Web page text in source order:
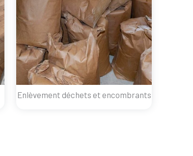
Enlèvement déchets et encombrants